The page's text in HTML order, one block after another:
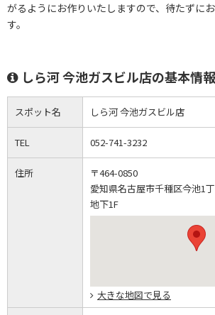
がるようにお作りいたしますので、待たずに
す。
しら河 今池ガスビル店の基本情報
スポット名 しら河 今池ガスビル店
TEL 052-741-3232
住所
〒464-0850
愛知県名古屋市千種区今池1
地下1F
大きな地図で見る